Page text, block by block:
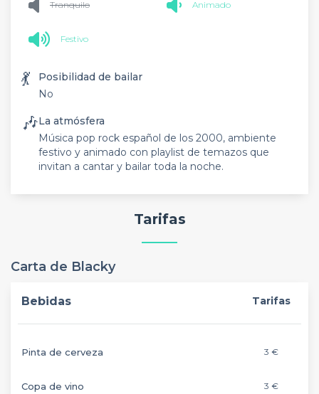
Tranquilo Animado
Festivo
💃
Posibilidad de bailar
No
🎶La atmósfera
Música pop rock español de los 2000, ambiente
festivo y animado con playlist de temazos que
invitan a cantar y bailar toda la noche.
Tarifas
Carta de Blacky
Bebidas Tarifas
Pinta de cerveza 3 €
Copa de vino 3 €